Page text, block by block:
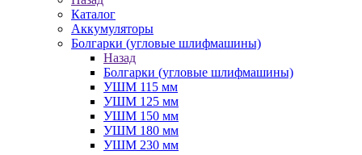
Каталог
Аккумуляторы
Болгарки (угловые шлифмашины)
Назад
Болгарки (угловые шлифмашины)
УШМ 115 мм
УШМ 125 мм
УШМ 150 мм
УШМ 180 мм
УШМ 230 мм